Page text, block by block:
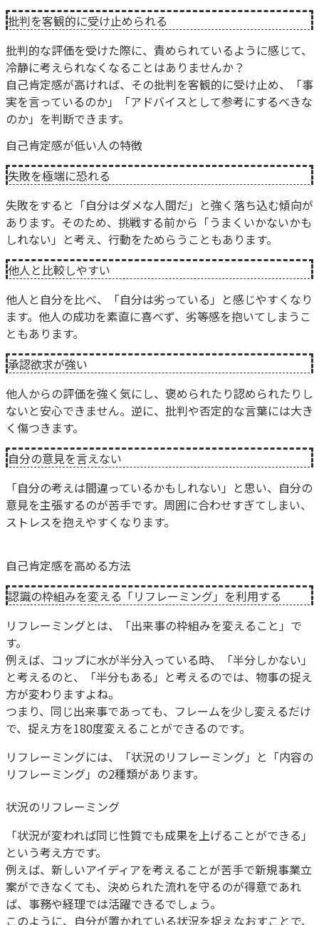
批判を客観的に受け止められる
批判的な評価を受けた際に、責められているように感じて、
冷静に考えられなくなることはありませんか？
自己肯定感が高ければ、その批判を客観的に受け止め、「事
実を言っているのか」「アドバイスとして参考にするべきな
のか」を判断できます。
自己肯定感が低い人の特徴
失敗を極端に恐れる
失敗をすると「自分はダメな人間だ」と強く落ち込む傾向が
あります。そのため、挑戦する前から「うまくいかないかも
しれない」と考え、行動をためらうこともあります。
他人と比較しやすい
他人と自分を比べ、「自分は劣っている」と感じやすくなり
ます。他人の成功を素直に喜べず、劣等感を抱いてしまうこ
ともあります。
承認欲求が強い
他人からの評価を強く気にし、褒められたり認められたりし
ないと安心できません。逆に、批判や否定的な言葉には大き
く傷つきます。
自分の意見を言えない
「自分の考えは間違っているかもしれない」と思い、自分の
意見を主張するのが苦手です。周囲に合わせすぎてしまい、
ストレスを抱えやすくなります。
自己肯定感を高める方法
認識の枠組みを変える「リフレーミング」を利用する
リフレーミングとは、「出来事の枠組みを変えること」で
す。
例えば、コップに水が半分入っている時、「半分しかない」
と考えるのと、「半分もある」と考えるのでは、物事の捉え
方が変わりますよね。
つまり、同じ出来事であっても、フレームを少し変えるだけ
で、捉え方を180度変えることができるのです。
リフレーミングには、「状況のリフレーミング」と「内容の
リフレーミング」の2種類があります。
状況のリフレーミング
「状況が変われば同じ性質でも成果を上げることができる」
という考え方です。
例えば、新しいアイディアを考えることが苦手で新規事業立
案ができなくても、決められた流れを守るのが得意であれ
ば、事務や経理では活躍できるでしょう。
このように、自分が置かれている状況を捉えなおすことで、